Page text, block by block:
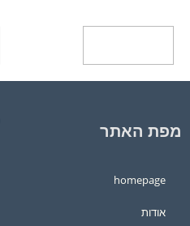
מפת האתר
homepage
אודות